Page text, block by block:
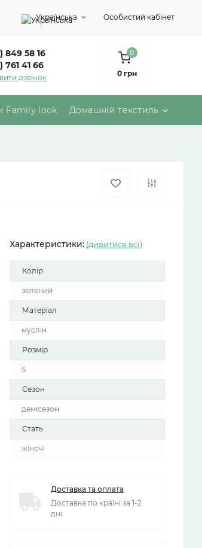
Українська Особистий кабінет
849 58 16
761 41 66
дзвінок
0
0 грн
Family look Домашній текстиль
Характеристики: (дивитися всі)
Колір
зелений
Матеріал
муслін
Розмір
S
Сезон
демісезон
Стать
жіночі
Доставка та оплата
Доставка по країні за 1-2
дні.